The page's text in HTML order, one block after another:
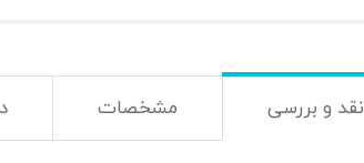
نقد و بررسی مشخصات